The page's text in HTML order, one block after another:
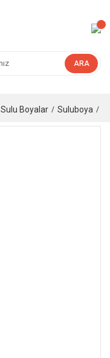
ARA
Sulu Boyalar Suluboya